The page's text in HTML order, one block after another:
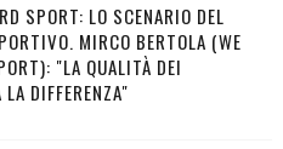
SPORT: LO SCENARIO DEL
MIRCO BERTOLA (WE
"LA QUALITÀ DEI
DIFFERENZA"